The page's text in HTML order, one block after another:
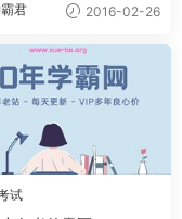
君 2016-02-26
试